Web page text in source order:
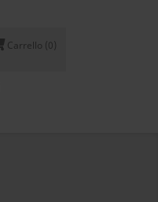
Carrello (0)